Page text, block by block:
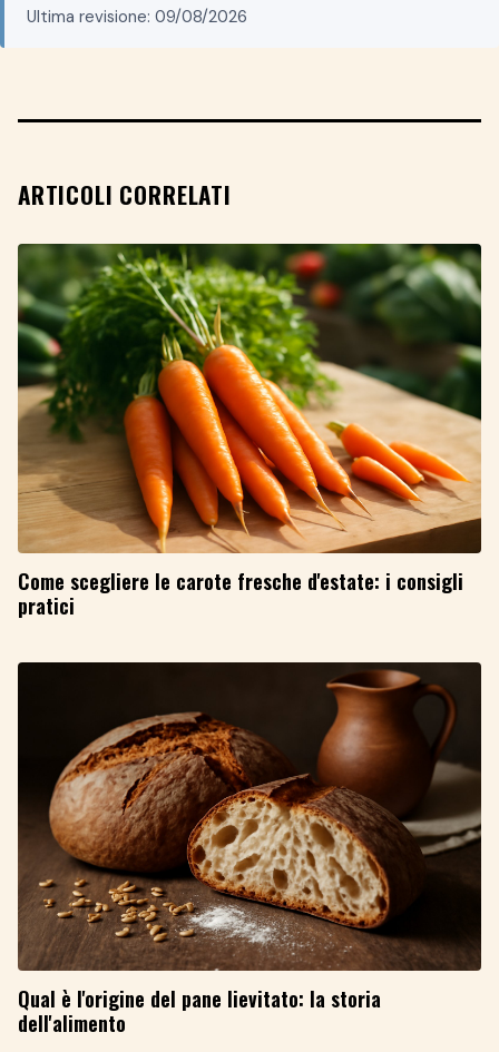
Ultima revisione: 09/08/2026
ARTICOLI CORRELATI
Come scegliere le carote fresche d'estate: i consigli
pratici
Qual è l'origine del pane lievitato: la storia
dell'alimento